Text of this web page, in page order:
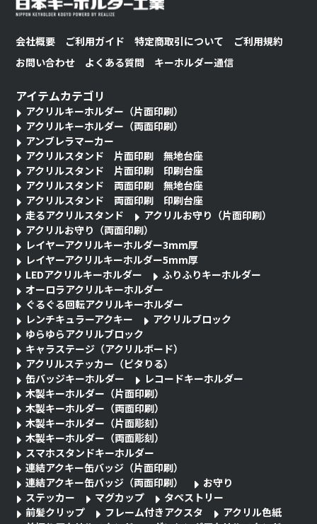
会社概要 ご利用ガイド 特定商取引について
ご利用規約
お問い合わせ
よくある質問 キーホルダー通信
アイテムカテゴリ
アクリルキーホルダー（片面印刷）
アクリルキーホルダー（両面印刷）
アンブレラマーカー
アクリルスタンド 片面印刷 無地台座
アクリルスタンド 片面印刷 印刷台座
アクリルスタンド 両面印刷 無地台座
アクリルスタンド 両面印刷 印刷台座
走るアクリルスタンド
アクリルお守り（片面印刷）
アクリルお守り（両面印刷）
レイヤーアクリルキーホルダー3mm厚
レイヤーアクリルキーホルダー5mm厚
LEDアクリルキーホルダー
ふりふりキーホルダー
オーロラアクリルキーホルダー
ぐるぐる回転アクリルキーホルダー
レンチキュラーアクキー
アクリルブロック
ゆらゆらアクリルブロック
キャラステージ（アクリルボード）
アクリルステッカー（ピタりる）
缶バッジキーホルダー
レコードキーホルダー
木製キーホルダー（片面印刷）
木製キーホルダー（両面印刷）
木製キーホルダー（片面彫刻）
木製キーホルダー（両面彫刻）
スマホスタンドキーホルダー
連結アクキー缶バッジ（片面印刷）
連結アクキー缶バッジ（両面印刷）
お守り
ステッカー
マグカップ
タペストリー
前髪クリップ
フレーム付きアクスタ
アクリル色紙